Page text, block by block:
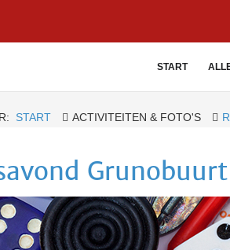
START
START ACTIVITEITEN & FOTO'S